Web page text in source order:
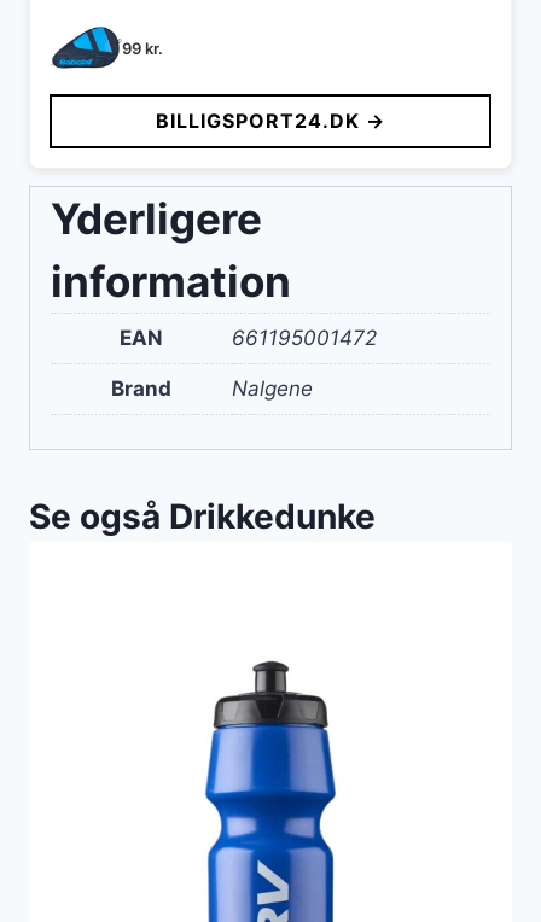
99kr.
BILLIGSPORT24.DK →
Yderligere
information
EAN 661195001472
Brand Nalgene
Se også Drikkedunke